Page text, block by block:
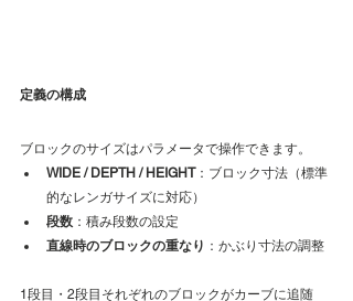
定義の構成
ブロックのサイズはパラメータで操作できます。
WIDE / DEPTH / HEIGHT：ブロック寸法（標準
的なレンガサイズに対応）
段数 ：積み段数の設定
直線時のブロックの重なり ：かぶり寸法の調整
1段目・2段目それぞれのブロックがカーブに追随